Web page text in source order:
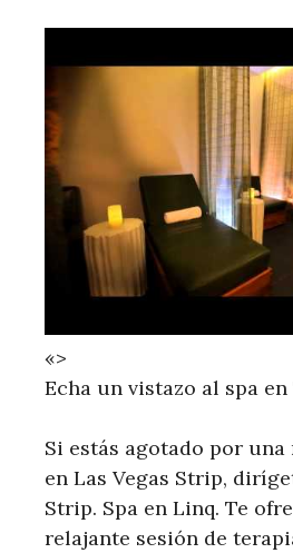
«>
Echa un vistazo al spa en
Si estás agotado por una
en Las Vegas Strip,
Strip. Spa en Linq. Te
relajante sesión de